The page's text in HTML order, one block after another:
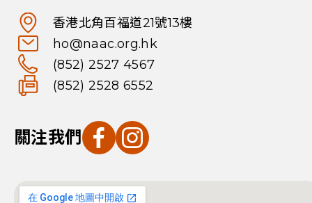
香港北角百福道21號13樓
ho@naac.org.hk
(852) 2527 4567
(852) 2528 6552
關注我們